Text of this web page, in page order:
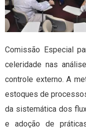
Comissão Especial
celeridade nas
controle externo. A
estoques de
da sistemática dos
e adoção de